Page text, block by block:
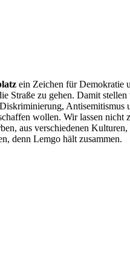
ein Zeichen für Demokratie
Straße zu gehen. Damit
wollen. Wir lassen
aus verschiedenen
denn Lemgo hält zusammen.